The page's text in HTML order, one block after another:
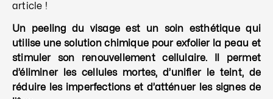
article !
Un peeling du visage est un soin esthétique qui
utilise une solution chimique pour exfolier la peau et
stimuler son renouvellement cellulaire. Il permet
d’éliminer les cellules mortes, d’unifier le teint, de
réduire les imperfections et d’atténuer les signes de